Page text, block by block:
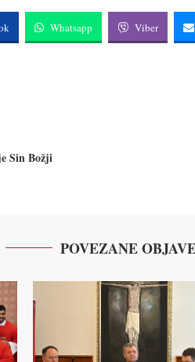
Whatsapp Viber
Sin Božji
POVEZANE